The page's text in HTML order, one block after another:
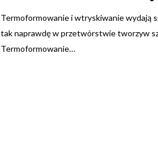
Termoformowanie i wtryskiwanie wydają
tak naprawdę w przetwórstwie tworzyw
Termoformowanie…